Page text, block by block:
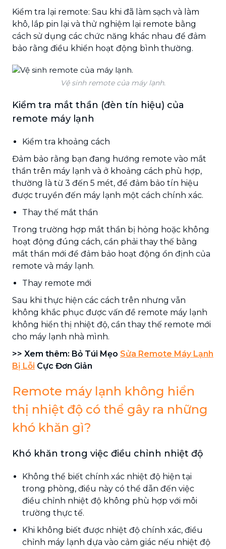
Kiểm tra lại remote: Sau khi đã làm sạch và làm
khô, lắp pin lại và thử nghiệm lại remote bằng
cách sử dụng các chức năng khác nhau để đảm
bảo rằng điều khiển hoạt động bình thường.
Vệ sinh remote của máy lạnh.
Kiểm tra mắt thần (đèn tín hiệu) của
remote máy lạnh
Kiểm tra khoảng cách
Đảm bảo rằng bạn đang hướng remote vào mắt
thần trên máy lạnh và ở khoảng cách phù hợp,
thường là từ 3 đến 5 mét, để đảm bảo tín hiệu
được truyền đến máy lạnh một cách chính xác.
Thay thế mắt thần
Trong trường hợp mắt thần bị hỏng hoặc không
hoạt động đúng cách, cần phải thay thế bằng
mắt thần mới để đảm bảo hoạt động ổn định của
remote và máy lạnh.
Thay remote mới
Sau khi thực hiện các cách trên nhưng vẫn
không khắc phục được vấn đề remote máy lạnh
không hiển thị nhiệt độ, cần thay thế remote mới
cho máy lạnh nhà mình.
>> Xem thêm: Bỏ Túi Mẹo Sửa Remote Máy Lạnh
Bị Lỗi Cực Đơn Giản
Remote máy lạnh không hiển
thị nhiệt độ có thể gây ra những
khó khăn gì?
Khó khăn trong việc điều chỉnh nhiệt độ
Không thể biết chính xác nhiệt độ hiện tại
trong phòng, điều này có thể dẫn đến việc
điều chỉnh nhiệt độ không phù hợp với môi
trường thực tế.
Khi không biết được nhiệt độ chính xác, điều
chỉnh máy lạnh dựa vào cảm giác nếu nhiệt độ